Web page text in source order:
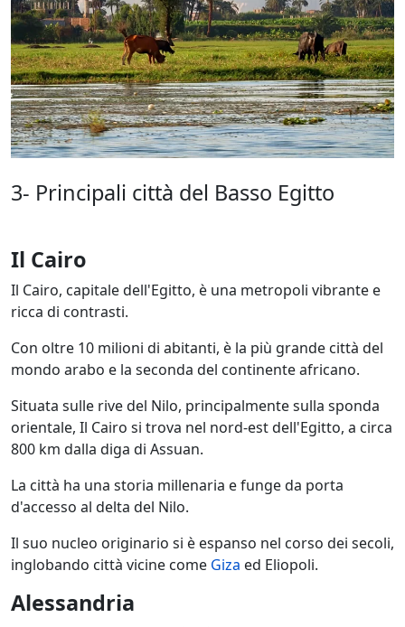
3- Principali città del Basso Egitto
Il Cairo
Il Cairo, capitale dell'Egitto, è una metropoli vibrante e
ricca di contrasti.
Con oltre 10 milioni di abitanti, è la più grande città del
mondo arabo e la seconda del continente africano.
Situata sulle rive del Nilo, principalmente sulla sponda
orientale, Il Cairo si trova nel nord-est dell'Egitto, a circa
800 km dalla diga di Assuan.
La città ha una storia millenaria e funge da porta
d'accesso al delta del Nilo.
Il suo nucleo originario si è espanso nel corso dei secoli,
inglobando città vicine come Giza ed Eliopoli.
Alessandria